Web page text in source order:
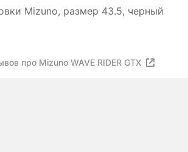
Mizuno, размер 43.5, черный
про Mizuno WAVE RIDER GTX